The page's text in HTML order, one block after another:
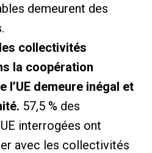
demeurent des
collectivités
la coopération
l’UE demeure inégal et
57,5 ​​% des
interrogées ont
avec les collectivités